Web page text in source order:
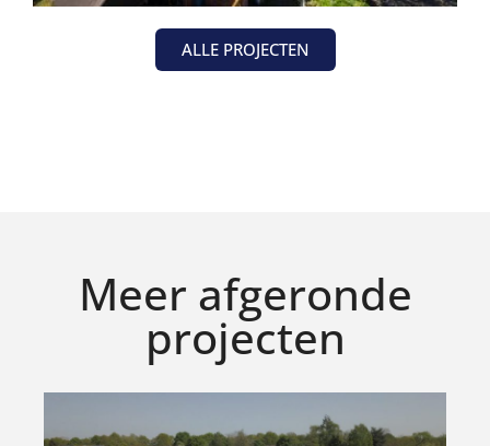
ALLE PROJECTEN
Meer afgeronde
projecten